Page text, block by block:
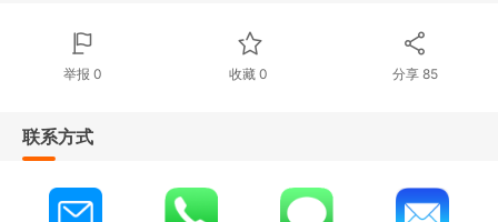
举报 0 收藏 0 分享 85
联系方式